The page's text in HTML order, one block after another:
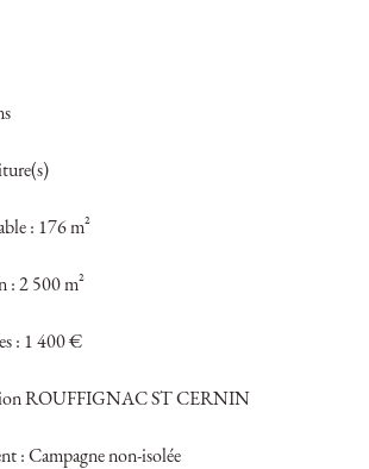
: 176 m²
: 2 500 m²
: 1 400 €
ROUFFIGNAC ST CERNIN
: Campagne non-isolée